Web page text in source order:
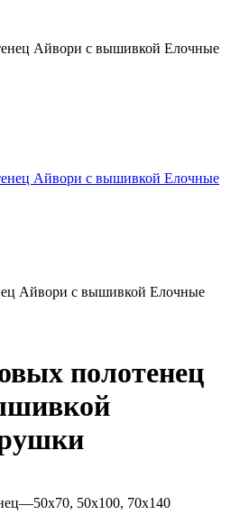
Айвори с вышивкой Елочные
Айвори с вышивкой Елочные
полотенец
—50х70, 50х100, 70х140